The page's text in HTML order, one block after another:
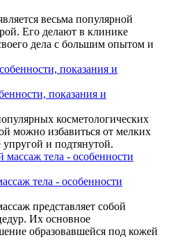
весьма популярной
Его делают в клинике
дела с большим опытом и
показания и
косметологических
можно избавиться от мелких
и подтянутой.
тела - особенности
представляет собой
Их основное
образовавшейся под кожей